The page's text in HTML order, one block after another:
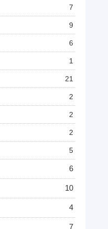
7
9
6
1
21
2
2
2
5
6
10
4
7